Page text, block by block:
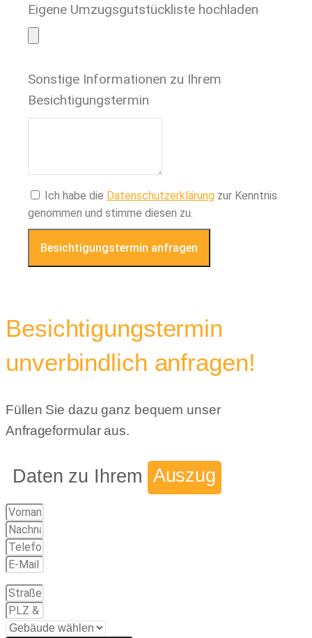
Eigene Umzugsgutstückliste hochladen
Sonstige Informationen zu Ihrem
Besichtigungstermin
Ich habe die Datenschutzerklärung zur Kenntnis
genommen und stimme diesen zu.
Besichtigungstermin anfragen
Besichtigungstermin
unverbindlich anfragen!
Füllen Sie dazu ganz bequem unser
Anfrageformular aus.
Daten zu Ihrem Auszug